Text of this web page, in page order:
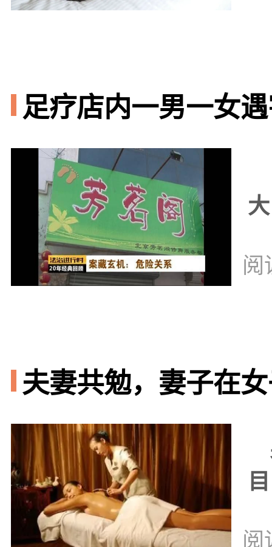
足疗店内一男一女
阅
夫妻共勉，妻子在
阅